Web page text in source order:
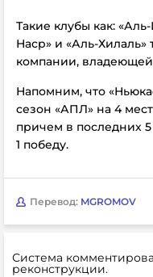
Такие клубы как:
Наср» и «Аль-Хилаль»
компании,
Напомним, что
сезон «АПЛ» на 4
причем в последних
1 победу.
Перевод: MGROMOV
Система
реконструкции.